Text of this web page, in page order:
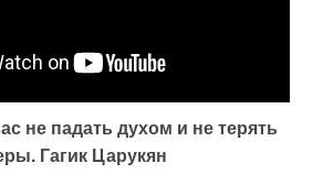
не падать духом и не терять
Гагик Царукян